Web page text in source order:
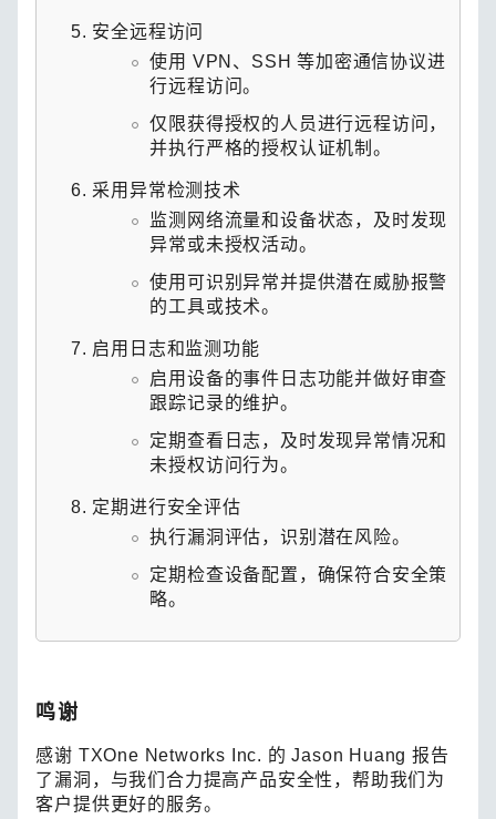
安全远程访问
使用 VPN、SSH 等加密通信协议进
行远程访问。
仅限获得授权的人员进行远程访问，
并执行严格的授权认证机制。
采用异常检测技术
监测网络流量和设备状态，及时发现
异常或未授权活动。
使用可识别异常并提供潜在威胁报警
的工具或技术。
启用日志和监测功能
启用设备的事件日志功能并做好审查
跟踪记录的维护。
定期查看日志，及时发现异常情况和
未授权访问行为。
定期进行安全评估
执行漏洞评估，识别潜在风险。
定期检查设备配置，确保符合安全策
略。
鸣谢
感谢 TXOne Networks Inc. 的 Jason Huang 报告
了漏洞，与我们合力提高产品安全性，帮助我们为
客户提供更好的服务。